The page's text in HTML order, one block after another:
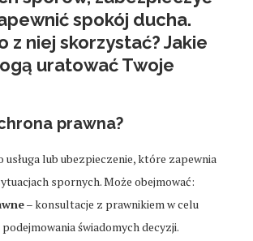
spokój ducha.
z niej skorzystać? Jakie
uratować Twoje
prawna?
lub ubezpieczenie, które zapewnia
spornych. Może obejmować:
– konsultacje z prawnikiem w celu
świadomych decyzji.